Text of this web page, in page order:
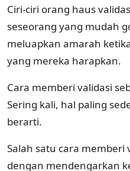
Ciri-ciri orang haus
seseorang yang mudah
meluapkan amarah
yang mereka harapkan.
Cara memberi validasi
Sering kali, hal paling
berarti.
Salah satu cara memberi
dengan mendengarkan